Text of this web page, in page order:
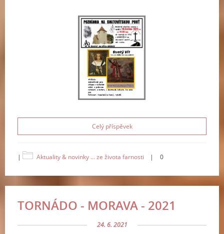
Celý příspěvek
| Aktuality & novinky ... ze života farnosti | 0
TORNÁDO - MORAVA - 2021
24. 6. 2021